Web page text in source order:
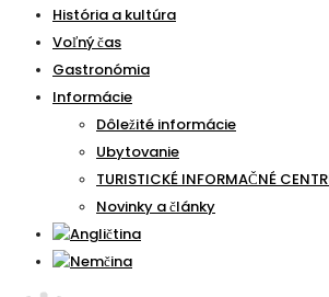
História a kultúra
Voľný čas
Gastronómia
Informácie
Dôležité informácie
Ubytovanie
TURISTICKÉ INFORMAČNÉ
Novinky a články